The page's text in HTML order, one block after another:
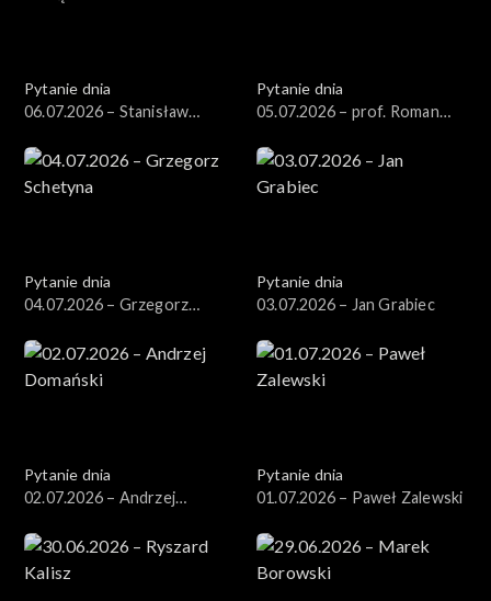
Pytanie dnia
06.07.2026 – Stanisław
Pytanie dnia
05.07.2026 – prof. Roman
Pytanie dnia
04.07.2026 – Grzegorz
Pytanie dnia
03.07.2026 – Jan Grabiec
Pytanie dnia
02.07.2026 – Andrzej
Pytanie dnia
01.07.2026 – Paweł Zalewski